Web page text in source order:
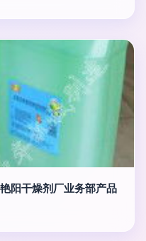
阳干燥剂厂业务部产品